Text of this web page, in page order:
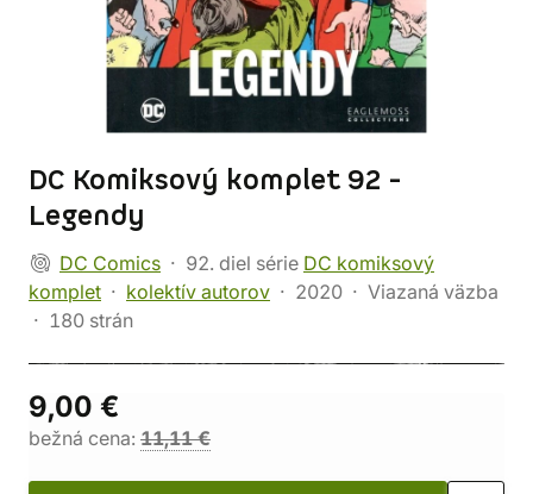
DC Komiksový komplet 92 -
Legendy
DC Comics 92. diel série DC komiksový
komplet
kolektív autorov 2020
Viazaná väzba
180 strán
9,00 €
bežná cena: 11,11 €